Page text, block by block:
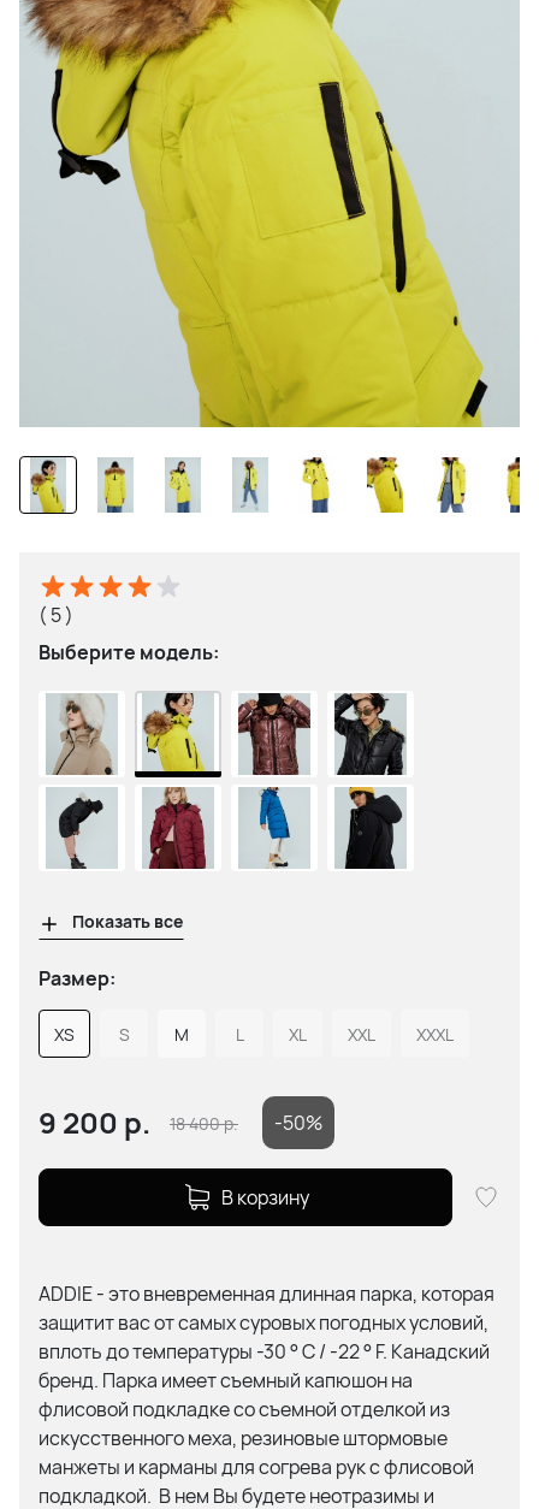
( 5 )
Выберите модель:
Показать все
Размер:
XS S M L XL XXL XXXL
9 200 р. 18 400р. -50%
В корзину
ADDIE - это вневременная длинная парка, которая
защитит вас от самых суровых погодных условий,
вплоть до температуры -30 ° C / -22 ° F. Канадский
бренд. Парка имеет съемный капюшон на
флисовой подкладке со съемной отделкой из
искусственного меха, резиновые штормовые
манжеты и карманы для согрева рук с флисовой
подкладкой. В нем Вы будете неотразимы и